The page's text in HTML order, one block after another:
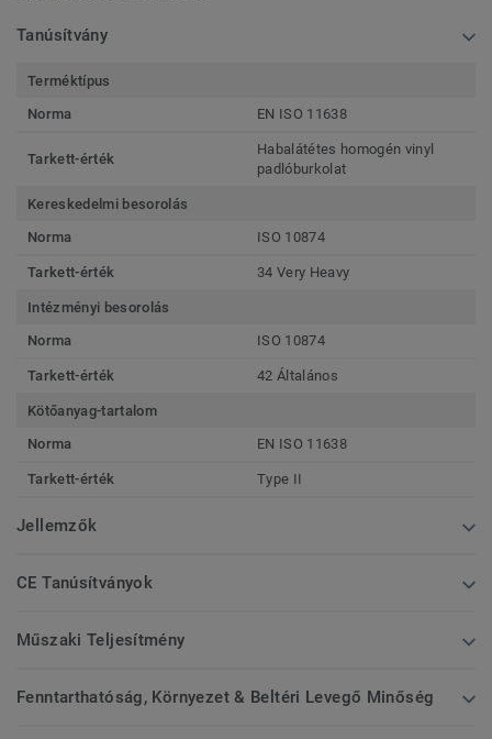
Tanúsítvány
Terméktípus
Norma
EN ISO 11638
Tarkett-érték
Habalátétes homogén vinyl
padlóburkolat
Kereskedelmi besorolás
Norma
ISO 10874
Tarkett-érték 34 Very Heavy
Intézményi besorolás
Norma
ISO 10874
Tarkett-érték 42 Általános
Kötőanyag-tartalom
Norma
EN ISO 11638
Tarkett-érték Type II
Jellemzők
CE Tanúsítványok
Műszaki Teljesítmény
Fenntarthatóság, Környezet & Beltéri Levegő Minőség